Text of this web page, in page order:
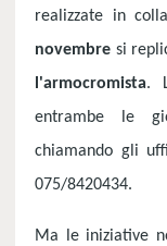
realizzate in
novembre si
l'armocromista.
entrambe le
chiamando gli
075/8420434.
Ma le iniziative